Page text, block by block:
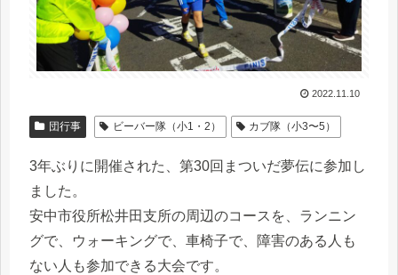
2022.11.10
団行事 ビーバー隊（小1・2） カブ隊（小3〜5）
3年ぶりに開催された、第30回まついだ夢伝に参加し
ました。
安中市役所松井田支所の周辺のコースを、ランニン
グで、ウォーキングで、車椅子で、障害のある人も
ない人も参加できる大会です。